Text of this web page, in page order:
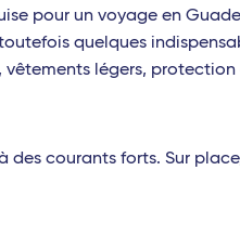
pour un voyage en
quelques
légers,
courants forts. Sur